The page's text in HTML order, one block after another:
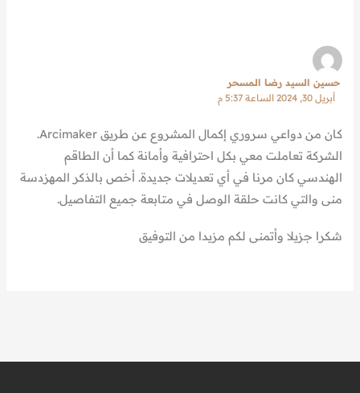
حسين السيد رضا المسحر
أبريل 30, 2024 الساعة 5:37 م
كان من دواعي سروري إكمال المشروع عن طريق Arcimaker.
الشركة تعاملت معي بكل احترافية وأمانة كما أن الطاقم
الهندسي كان مرنا في أي تعديلات جديدة. أخص بالذكر المهزدسة
منى والتي كانت حلقة الوصل في متابعة جميع التفاصيل.
شكرا جزيلا وأتمنى لكم مزيدا من التوفيق